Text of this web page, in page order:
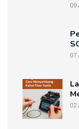
09
07
02